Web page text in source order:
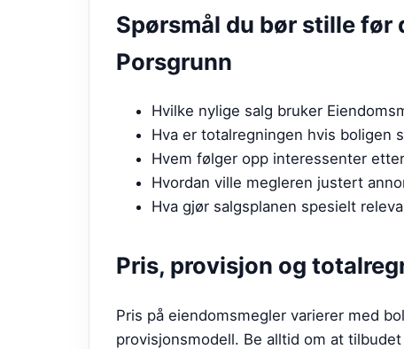
Spørsmål du bør stille før
Porsgrunn
Hvilke nylige salg bruker
Hva er totalregningen hvis boligen
Hvem følger opp interessenter
Hvordan ville megleren justert
Hva gjør salgsplanen spesielt
Pris, provisjon og
Pris på eiendomsmegler varierer med
provisjonsmodell. Be alltid om at